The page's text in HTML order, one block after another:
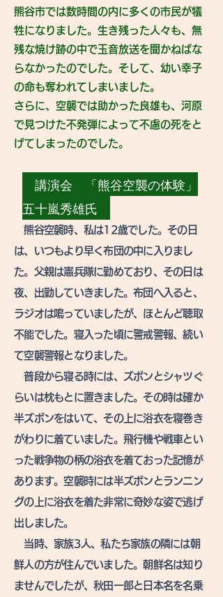
熊谷市では数時間の内に多くの市民が犠
牲になりました。生き残った人々も、無
残な焼け跡の中で玉音放送を聞かねばな
らなかったのでした。そして、幼い幸子
の命も奪われてしまいました。
さらに、空襲では助かった良雄も、河原
で見つけた不発弾によって不慮の死をと
げてしまったのでした。
講演会 「熊谷空襲の体験」
五十嵐秀雄氏
熊谷空襲時、私は12歳でした。その日
は、いつもより早く布団の中に入りまし
た。父親は憲兵隊に勤めており、その日は
夜、出勤していきました。布団へ入ると、
ラジオは鳴っていましたが、ほとんど聴取
不能でした。寝入った頃に警戒警報、続い
て空襲警報となりました。
普段から寝る時には、ズボンとシャツぐ
らいは枕もとに置きました。その時は確か
半ズボンをはいて、その上に浴衣を寝巻き
がわりに着ていました。飛行機や戦車とい
った戦争物の柄の浴衣を着ておった記憶が
あります。空襲時には半ズボンとランニン
グの上に浴衣を着た非常に奇妙な姿で逃げ
出しました。
当時、家族3人、私たち家族の隣には朝
鮮人の方が住んでいました。朝鮮名は知り
ませんでしたが、秋田一郎と日本名を名乗